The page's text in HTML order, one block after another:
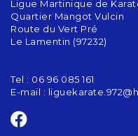
Ligue Martinique de
Quartier Mangot Vulcin
Route du Vert Pré
Le Lamentin (97232)
Tel : 06 96 085 161
E-mail :